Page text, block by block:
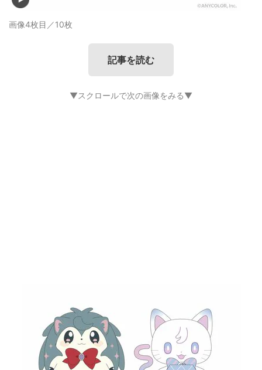
画像4枚目／10枚
記事を読む
▼スクロールで次の画像をみる▼